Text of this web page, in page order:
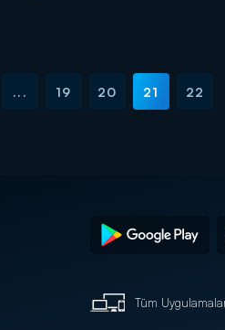
... 19 20 21 22
Tüm